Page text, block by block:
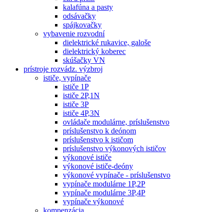
kalafúna a pasty
odsávačky
spájkovačky
vybavenie rozvodní
dielektrické rukavice, galoše
dielektrický koberec
skúšačky VN
prístroje rozvádz. výzbroj
ističe, vypínače
ističe 1P
ističe 2P,1N
ističe 3P
ističe 4P,3N
ovládače modulárne, príslušenstvo
príslušenstvo k deónom
príslušenstvo k ističom
príslušenstvo výkonových ističov
výkonové ističe
výkonové ističe-deóny
výkonové vypínače - príslušenstvo
vypínače modulárne 1P,2P
vypínače modulárne 3P,4P
vypínače výkonové
kompenzácia